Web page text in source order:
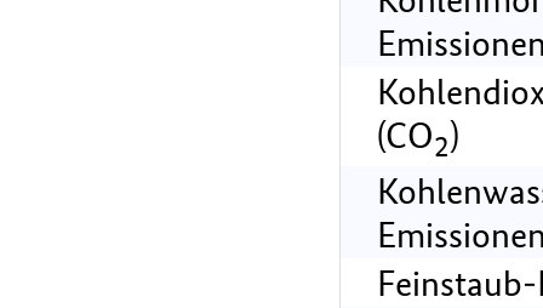
(CO2)